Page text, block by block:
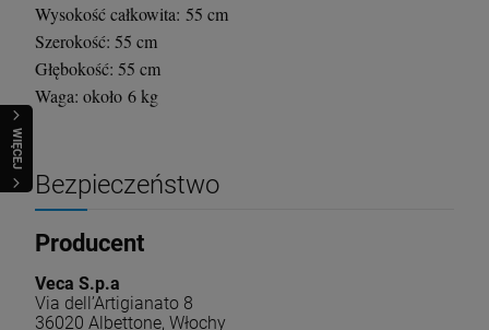
WIĘCEJ
Wysokość całkowita: 55 cm
Szerokość: 55 cm
Głębokość: 55 cm
Waga: około 6 kg
Bezpieczeństwo
Producent
Veca S.p.a
Via dell’Artigianato 8
36020 Albettone, Włochy